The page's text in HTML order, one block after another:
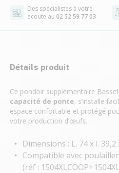
Des spécialistes à votre
écoute au 02 52 59 77 03
Détails produit
Ce pondoir supplémentaire
capacité de ponte, s’installe
espace confortable et protégé
votre production d’œufs.
Dimensions : L. 74 x l. 39,2
Compatible avec
(réf :